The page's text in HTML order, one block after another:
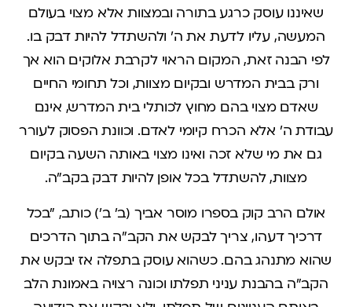
שאיננו עוסק כרגע בתורה ובמצוות אלא מצוי בעולם
המעשה, עליו לדעת את ה' ולהשתדל להיות דבק בו.
לפי הבנה זאת, המקום הראוי לקרבת אלוקים הוא אך
ורק בבית המדרש ובקיום מצוות, וכל תחומי החיים
שאדם מצוי בהם מחוץ לכותלי בית המדרש, אינם
עבודת ה' אלא הכרח קיומי לאדם. וכוונת הפסוק לעורר
גם את מי שלא זכה ואינו מצוי באותה השעה בקיום
מצוות, להשתדל בכל אופן להיות דבק בקב"ה.
אולם הרב קוק בספרו מוסר אביך (ב' ב') כותב, "בכל
דרכיך דעהו, צריך לבקש את הקב"ה בתוך הדרכים
שהוא מתנהג בהם. כשהוא עוסק בתפלה אז יבקש את
הקב"ה בהבנת עניני תפלתו וכונה רצויה באמונת הלב